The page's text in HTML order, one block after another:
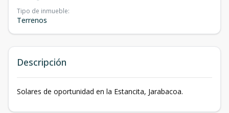
Tipo de inmueble:
Terrenos
Descripción
Solares de oportunidad en la Estancita, Jarabacoa.